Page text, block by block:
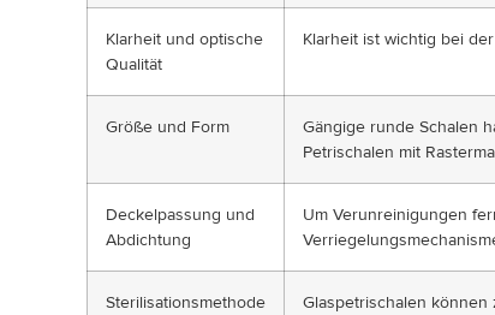
Klarheit und optische
Qualität
Klarheit ist wichtig bei
Größe und Form
Gängige runde Schalen
Petrischalen mit
Deckelpassung und
Abdichtung
Um Verunreinigungen
Sterilisationsmethode
Glaspetrischalen können